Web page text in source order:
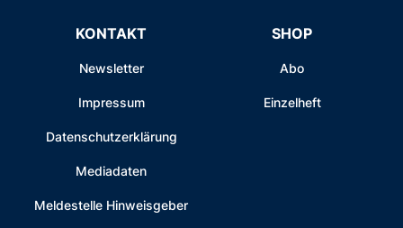
KONTAKT
Newsletter
Impressum
Datenschutzerklärung
Mediadaten
Meldestelle Hinweisgeber
SHOP
Abo
Einzelheft